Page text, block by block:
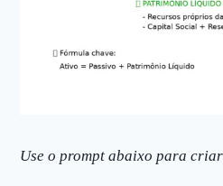
Use o prompt abaixo para